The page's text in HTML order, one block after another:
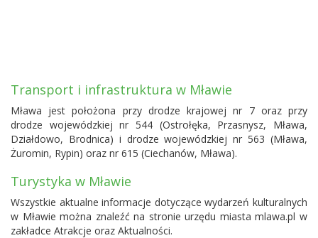
Transport i infrastruktura w Mławie
Mława jest położona przy drodze krajowej nr 7 oraz przy
drodze wojewódzkiej nr 544 (Ostrołęka, Przasnysz, Mława,
Działdowo, Brodnica) i drodze wojewódzkiej nr 563 (Mława,
Żuromin, Rypin) oraz nr 615 (Ciechanów, Mława).
Turystyka w Mławie
Wszystkie aktualne informacje dotyczące wydarzeń kulturalnych
w Mławie można znaleźć na stronie urzędu miasta mlawa.pl w
zakładce Atrakcje oraz Aktualności.